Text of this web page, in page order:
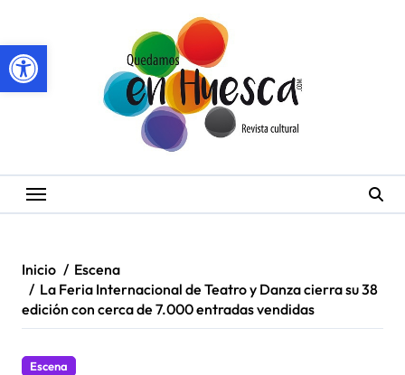
Abrir barra de herramientas
contenido
Inicio
Escena
La Feria Internacional de Teatro y Danza cierra su 38
edición con cerca de 7.000 entradas vendidas
Escena